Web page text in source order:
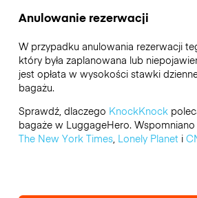
Anulowanie rezerwacji
W przypadku anulowania rezerwacji
który była zaplanowana lub
jest opłata w wysokości stawki
bagażu.
Sprawdź, dlaczego KnockKnock
bagaże w LuggageHero.
The New York Times, Lonely Planeti